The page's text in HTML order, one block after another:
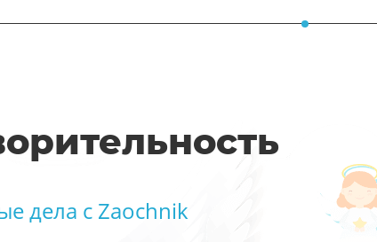
дела с Zaochnik